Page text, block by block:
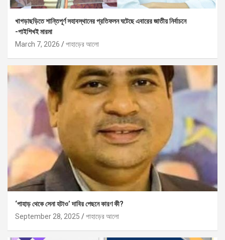
খাগড়াছড়িতে শান্তিপূর্ণ সহাবস্থানের প্রতিফলন ঘটেছে এবারের জাতীয় নির্বাচনে
-পাইশিখই মারমা
March 7, 2026
পাহাড়ের আলো
‘পাহাড় থেকে সেনা হটাও’ দাবির পেছনে কারণ কী?
September 28, 2025
পাহাড়ের আলো